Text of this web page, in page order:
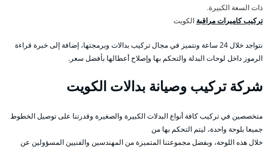
ذات السعة الكبيرة.
تركيب كاميرات مراقبة الكويت
نتواجد خلال 24 ساعة ونتميز في مجال تركيب بدالات وبرمجتها، إضافة إلى خبرة قراءة
الرموز داخل لوحات البدلة والتحكم بها وإصلاح أعطالها بأفضل سعر.
شركة تركيب وصيانة بدالات الكويت
متخصصين في تركيب كافة أنواع البدلات الكبيرة والصغيرة وقدرتنا على توصيل الخطوط
جميعا بلوحة واحدة، ليتم التحكم بها من
خلال هذه اللوحة، وبفضل مجموعتنا المتميزة من المهندسين والفنيين المسؤولين عن